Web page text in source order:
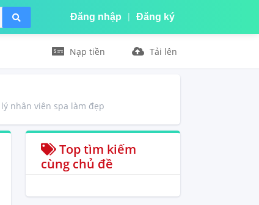
Nạp tiền Tải lên
Đăng nhập | Đăng ký
nhân viên spa làm đẹp
Top tìm kiếm
cùng chủ đề